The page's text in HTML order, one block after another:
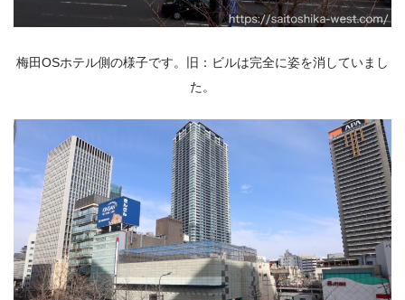
梅田OSホテル側の様子です。旧：ビルは完全に姿を消していまし
た。